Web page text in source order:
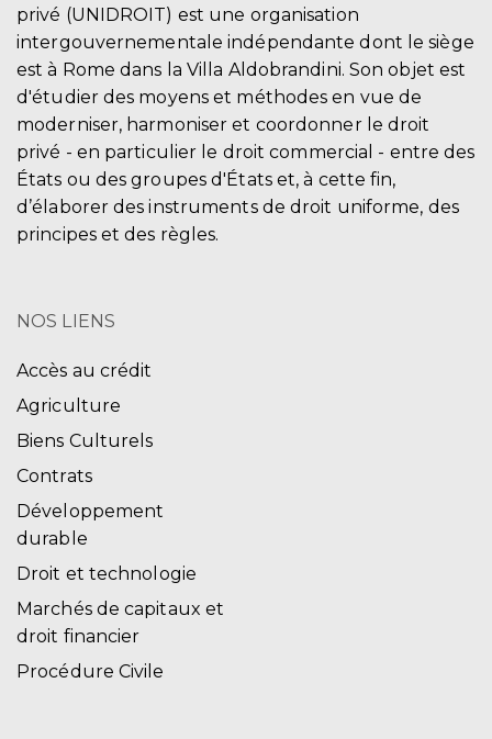
privé (UNIDROIT) est une organisation
intergouvernementale indépendante dont le siège
est à Rome dans la Villa Aldobrandini. Son objet est
d'étudier des moyens et méthodes en vue de
moderniser, harmoniser et coordonner le droit
privé - en particulier le droit commercial - entre des
États ou des groupes d'États et, à cette fin,
d’élaborer des instruments de droit uniforme, des
principes et des règles.
NOS LIENS
Accès au crédit
Agriculture
Biens Culturels
Contrats
Développement
durable
Droit et technologie
Marchés de capitaux et
droit financier
Procédure Civile